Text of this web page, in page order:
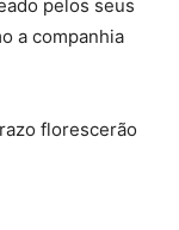
pelos seus
a companhia
florescerão